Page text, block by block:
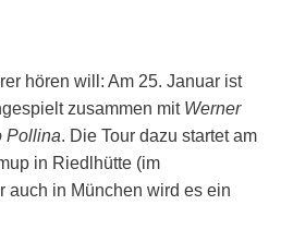
hören will: Am 25. Januar ist
zusammen mit Werner
Pollina. Die Tour dazu startet am
in Riedlhütte (im
auch in München wird es ein